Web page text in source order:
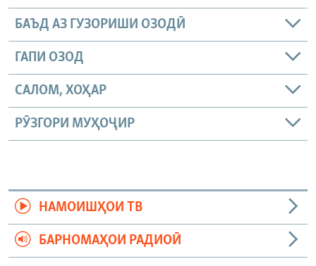
БАЪД АЗ ГУЗОРИШИ ОЗОДӢ
ГАПИ ОЗОД
САЛОМ, ХОҲАР
РӮЗГОРИ МУҲОҶИР
НАМОИШҲОИ ТВ
БАРНОМАҲОИ РАДИОӢ